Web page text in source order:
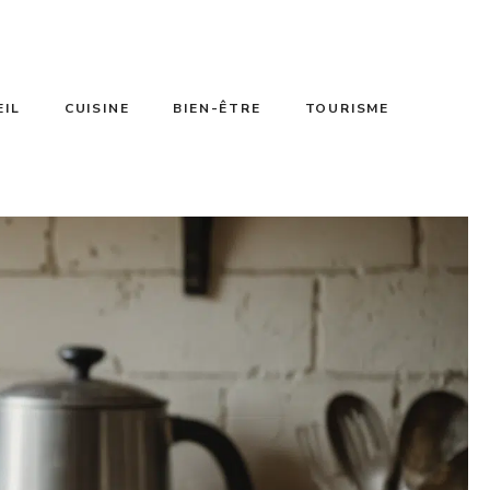
CUISINE BIEN-ÊTRE TOURISME